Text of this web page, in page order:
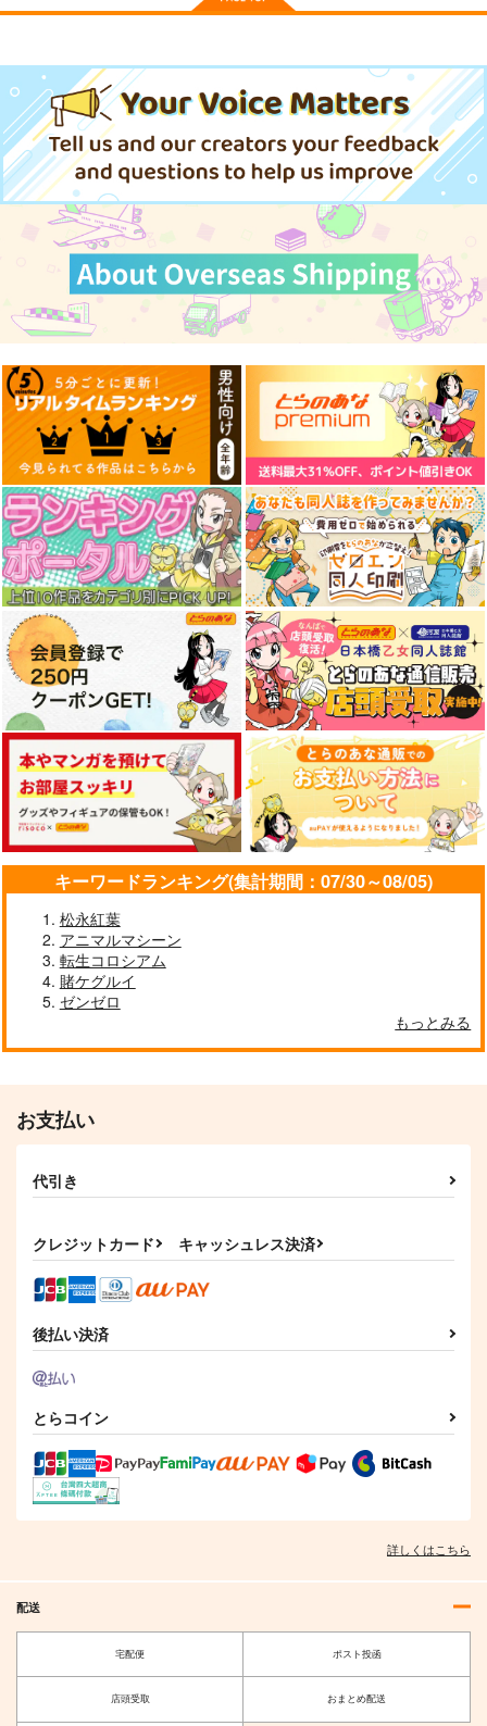
ay Special 07
KIYO CLUB
1,573円 （税込）
サーシャ
サンプル
作品詳細
ムズ
KIYO CLUB
キリコ
サンプル
キーワードランキング(集計期間：07/30～08/05)
松永紅葉
アニマルマシーン
転生コロシアム
賭ケグルイ
ゼンゼロ
もっとみる
お支払い
代引き
クレジットカード キャッシュレス決済
後払い決済
とらコイン
詳しくはこちら
配送
宅配便 ポスト投函
店頭受取 おまとめ配送